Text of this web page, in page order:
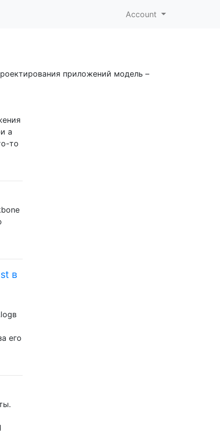
Account
приложений модель –
a
то
в
его